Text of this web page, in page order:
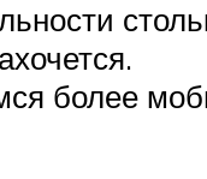
более